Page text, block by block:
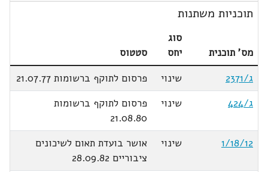
תוכניות משתנות
מס' תוכנית
סוג
יחס
סטטוס
ג/2371
שינוי
פרסום לתוקף ברשומות 21.07.77
ג/424
שינוי
פרסום לתוקף ברשומות
21.08.80
1/18/12
שינוי
אושר בועדת תאום לשיכונים
ציבוריים 28.09.82